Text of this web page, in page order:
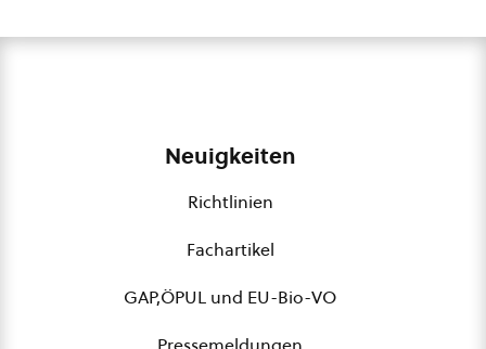
Neuigkeiten
Richtlinien
Fachartikel
GAP,ÖPUL und EU-Bio-VO